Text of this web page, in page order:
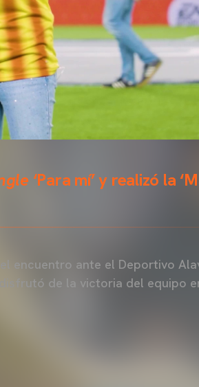
‘Para mí’ y realizó la
encuentro ante el Deportivo
de la victoria del equipo